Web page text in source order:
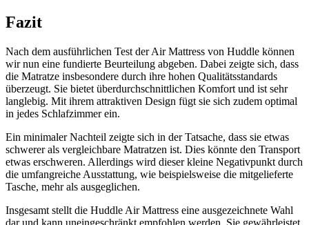
Fazit
Nach dem ausführlichen Test der Air Mattress von Huddle können
wir nun eine fundierte Beurteilung abgeben. Dabei zeigte sich, dass
die Matratze insbesondere durch ihre hohen Qualitätsstandards
überzeugt. Sie bietet überdurchschnittlichen Komfort und ist sehr
langlebig. Mit ihrem attraktiven Design fügt sie sich zudem optimal
in jedes Schlafzimmer ein.
Ein minimaler Nachteil zeigte sich in der Tatsache, dass sie etwas
schwerer als vergleichbare Matratzen ist. Dies könnte den Transport
etwas erschweren. Allerdings wird dieser kleine Negativpunkt durch
die umfangreiche Ausstattung, wie beispielsweise die mitgelieferte
Tasche, mehr als ausgeglichen.
Insgesamt stellt die Huddle Air Mattress eine ausgezeichnete Wahl